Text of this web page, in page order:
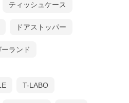
ティッシュケース
ドアストッパー
ーランド
T-LABO